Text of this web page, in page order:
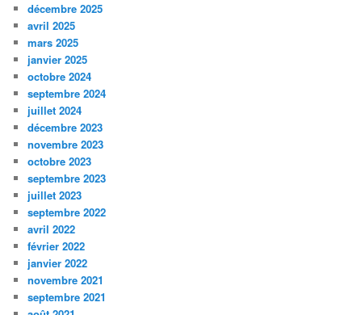
décembre 2025
avril 2025
mars 2025
janvier 2025
octobre 2024
septembre 2024
juillet 2024
décembre 2023
novembre 2023
octobre 2023
septembre 2023
juillet 2023
septembre 2022
avril 2022
février 2022
janvier 2022
novembre 2021
septembre 2021